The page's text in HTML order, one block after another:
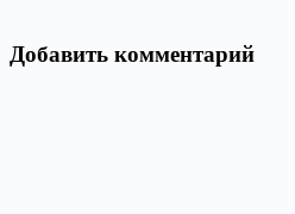
Добавить комментарий